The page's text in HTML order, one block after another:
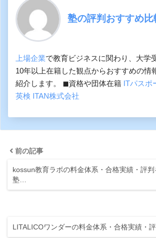
塾の評判おすすめ
上場企業で教育ビジネスに関わり、大学
10年以上在籍した観点からおすすめの情
紹介します。 ◼︎資格や団体在籍 ITパスポ
英検 ITAN株式会社
前の記事
kossun教育ラボの料金体系・合格実績・評
塾…
LITALICOワンダーの料金体系・合格実績・